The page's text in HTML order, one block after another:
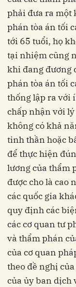
phải đưa ra
phán tòa án tối
tới 65 tuổi, họ
tại nhiệm cũng
khi đang đương
phán tòa án tối
thống lập ra với
chấp nhận với
không có khả
tinh thần hoặc
để thực hiện
lương của thẩm
được cho là cao
các quốc gia
quy định các
các cơ quan tư
và thẩm phán
của cơ quan
theo đề nghị
của ủy ban dịch